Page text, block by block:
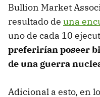
Bullion Market
resultado de una
uno de cada 10
preferirían poseer
de una guerra
Adicional a esto, en